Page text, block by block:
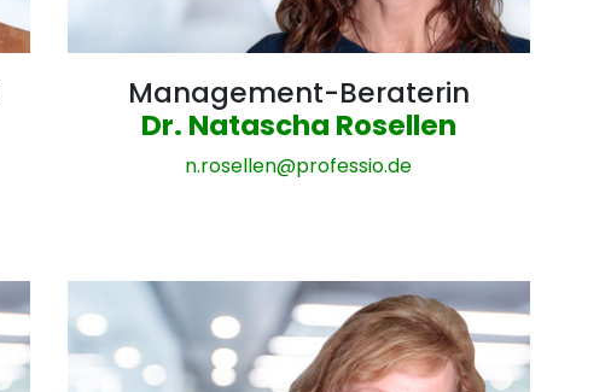
Management-Beraterin
Dr. Natascha Rosellen
n.rosellen@professio.de